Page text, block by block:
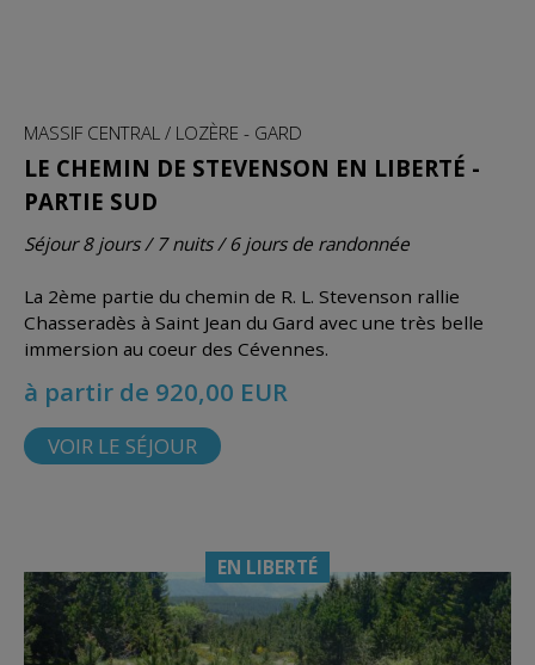
MASSIF CENTRAL / LOZÈRE - GARD
LE CHEMIN DE STEVENSON EN LIBERTÉ -
PARTIE SUD
Séjour 8 jours / 7 nuits / 6 jours de randonnée
La 2ème partie du chemin de R. L. Stevenson rallie
Chasseradès à Saint Jean du Gard avec une très belle
immersion au coeur des Cévennes.
à partir de 920,00 EUR
VOIR LE SÉJOUR
EN LIBERTÉ